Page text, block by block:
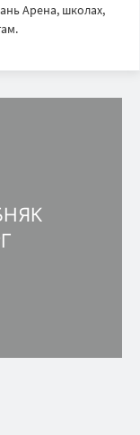
Арена, школах,